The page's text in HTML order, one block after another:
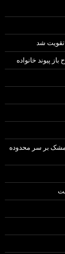
شد
بر سر محدوده